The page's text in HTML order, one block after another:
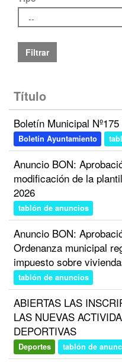
Filtrar
Título
Boletín Municipal
Boletín Ayuntamiento
Anuncio BON:
modificación de la
2026
tablón de anuncios
Anuncio BON:
Ordenanza municipal
impuesto sobre
tablón de anuncios
ABIERTAS LAS
LAS NUEVAS
DEPORTIVAS
Deportes tablón de